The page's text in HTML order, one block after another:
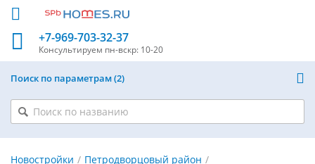
+7-969-703-32-37
Консультируем пн-вскр: 10-20
Поиск по параметрам 2
Новостройки Петродворцовый район